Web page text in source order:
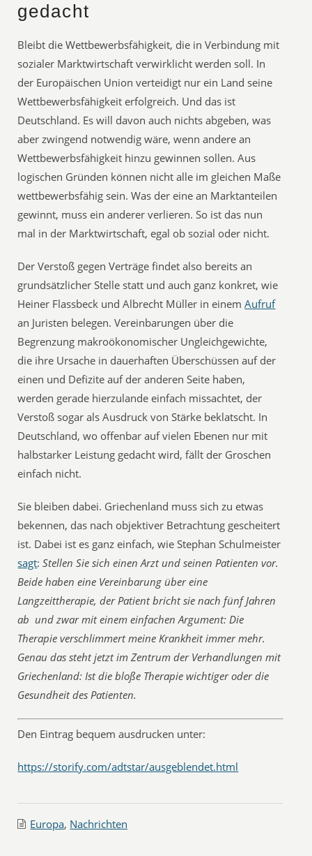
gedacht
Bleibt die Wettbewerbsfähigkeit, die in Verbindung mit
sozialer Marktwirtschaft verwirklicht werden soll. In
der Europäischen Union verteidigt nur ein Land seine
Wettbewerbsfähigkeit erfolgreich. Und das ist
Deutschland. Es will davon auch nichts abgeben, was
aber zwingend notwendig wäre, wenn andere an
Wettbewerbsfähigkeit hinzu gewinnen sollen. Aus
logischen Gründen können nicht alle im gleichen Maße
wettbewerbsfähig sein. Was der eine an Marktanteilen
gewinnt, muss ein anderer verlieren. So ist das nun
mal in der Marktwirtschaft, egal ob sozial oder nicht.
Der Verstoß gegen Verträge findet also bereits an
grundsätzlicher Stelle statt und auch ganz konkret, wie
Heiner Flassbeck und Albrecht Müller in einemAufruf
an Juristen belegen. Vereinbarungen über die
Begrenzung makroökonomischer Ungleichgewichte,
die ihre Ursache in dauerhaften Überschüssen auf der
einen und Defizite auf der anderen Seite haben,
werden gerade hierzulande einfach missachtet, der
Verstoß sogar als Ausdruck von Stärke beklatscht. In
Deutschland, wo offenbar auf vielen Ebenen nur mit
halbstarker Leistung gedacht wird, fällt der Groschen
einfach nicht.
Sie bleiben dabei. Griechenland muss sich zu etwas
bekennen, das nach objektiver Betrachtung gescheitert
ist. Dabei ist es ganz einfach, wie Stephan Schulmeister
sagt:Stellen Sie sich einen Arzt und seinen Patienten vor.
Beide haben eine Vereinbarung über eine
Langzeittherapie, der Patient bricht sie nach fünf Jahren
ab  und zwar mit einem einfachen Argument: Die
Therapie verschlimmert meine Krankheit immer mehr.
Genau das steht jetzt im Zentrum der Verhandlungen mit
Griechenland: Ist die bloße Therapie wichtiger oder die
Gesundheit des Patienten.
Den Eintrag bequem ausdrucken unter:
https://storify.com/adtstar/ausgeblendet.html
Europa, Nachrichten